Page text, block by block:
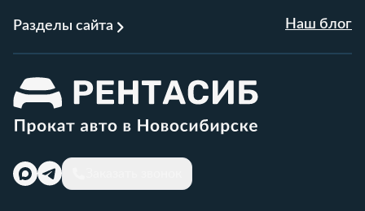
Разделы сайта Наш блог